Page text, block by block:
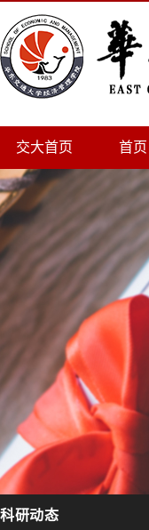
交大首页 首页
科研动态